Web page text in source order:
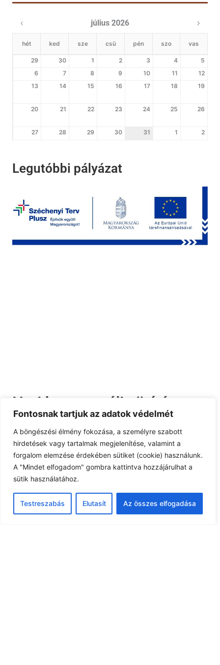
Fontosnak tartjuk az adatok védelmét
A böngészési élmény fokozása, a személyre szabott
hirdetések vagy tartalmak megjelenítése, valamint a
forgalom elemzése érdekében sütiket (cookie) használunk.
A "Mindet elfogadom" gombra kattintva hozzájárulhat a
sütik használatához.
Testreszabás Elutasít Az összes elfogadása
július 2026
hét ked sze csü pén szo vas
29 30 1 2 3 4
5
6
7 8 9 10 11
12
13
14 15 16 17 18 19
20 21 22 23 24 25 26
27 28 29 30 31 1 2
Legutóbbi pályázat
Heti kommunális ürítés
Esemény kezdete: február 20, 2023
Esemény időpont: